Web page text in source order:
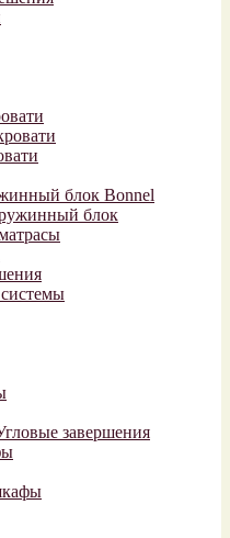
блок Bonnel
блок
завершения